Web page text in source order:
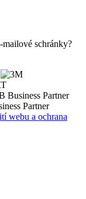
schránky?
webu a ochrana